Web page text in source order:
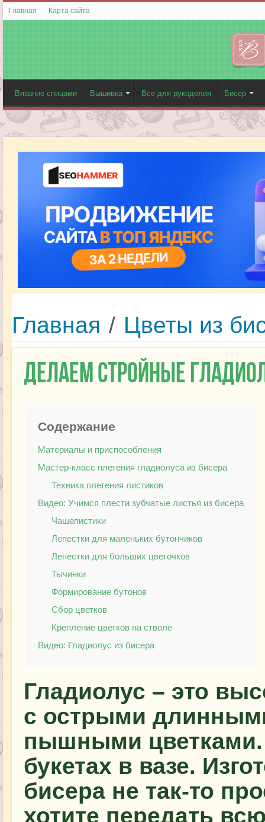
Главная Карта сайта
Вязание спицами Вышивка Все для рукоделия Бисер
Главная / Цветы из
Делаем стройные
Содержание
Материалы и приспособления
Мастер-класс плетения гладиолуса из бисера
Техника плетения листиков
Видео: Учимся плести зубчатые листья из бисера
Чашелистики
Лепестки для маленьких бутончиков
Лепестки для больших цветочков
Тычинки
Формирование бутонов
Сбор цветков
Крепление цветков на стволе
Видео: Гладиолус из бисера
Гладиолус – это
с острыми
пышными цветками.
букетах в вазе.
бисера не так-то
хотите передать